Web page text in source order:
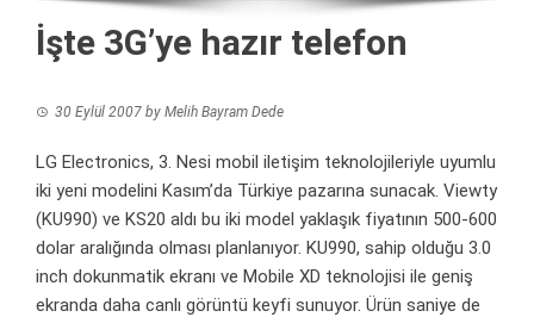
İşte 3G’ye hazır telefon
30 Eylül 2007 by Melih Bayram Dede
LG Electronics, 3. Nesi mobil iletişim teknolojileriyle uyumlu
iki yeni modelini Kasım’da Türkiye pazarına sunacak. Viewty
(KU990) ve KS20 aldı bu iki model yaklaşık fiyatının 500-600
dolar aralığında olması planlanıyor. KU990, sahip olduğu 3.0
inch dokunmatik ekranı ve Mobile XD teknolojisi ile geniş
ekranda daha canlı görüntü keyfi sunuyor. Ürün saniye de